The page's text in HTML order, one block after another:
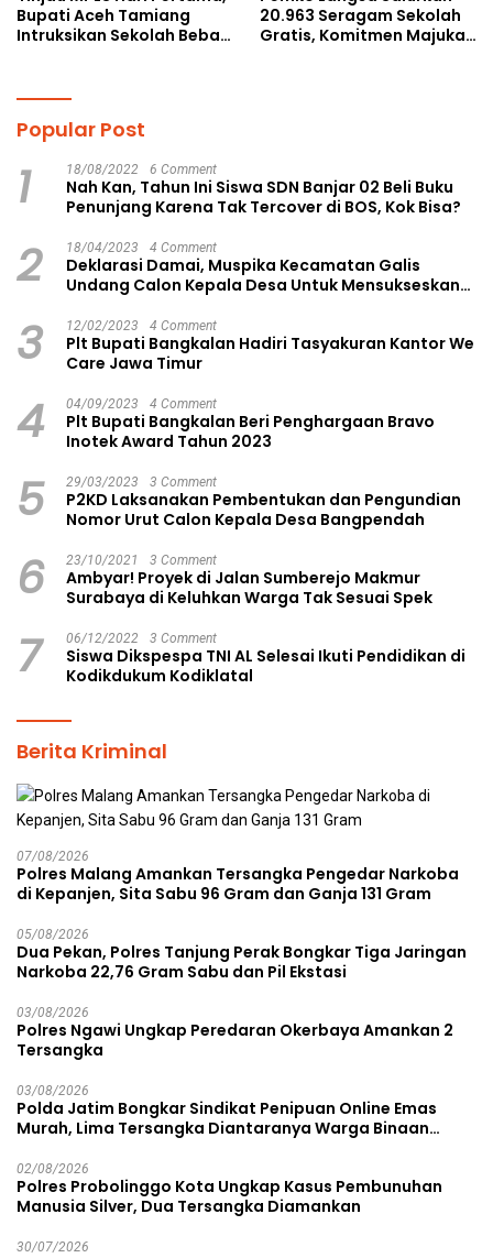
Bupati Aceh Tamiang
Intruksikan Sekolah Bebas
20.963 Seragam Sekolah
Gratis, Komitmen Majukan
Popular Post
1 18/08/2022 6 Comment
Nah Kan, Tahun Ini Siswa SDN Banjar 02 Beli Buku
Penunjang Karena Tak Tercover di BOS, Kok Bisa?
2 18/04/2023 4 Comment
Deklarasi Damai, Muspika Kecamatan Galis
Undang Calon Kepala Desa Untuk Mensukseskan
3 12/02/2023 4 Comment
Plt Bupati Bangkalan Hadiri Tasyakuran Kantor We
Care Jawa Timur
4 04/09/2023 4 Comment
Plt Bupati Bangkalan Beri Penghargaan Bravo
Inotek Award Tahun 2023
5 29/03/2023 3 Comment
P2KD Laksanakan Pembentukan dan Pengundian
Nomor Urut Calon Kepala Desa Bangpendah
6 23/10/2021 3 Comment
Ambyar! Proyek di Jalan Sumberejo Makmur
Surabaya di Keluhkan Warga Tak Sesuai Spek
7 06/12/2022 3 Comment
Siswa Dikspespa TNI AL Selesai Ikuti Pendidikan di
Kodikdukum Kodiklatal
Berita Kriminal
07/08/2026
Polres Malang Amankan Tersangka Pengedar Narkoba
di Kepanjen, Sita Sabu 96 Gram dan Ganja 131 Gram
05/08/2026
Dua Pekan, Polres Tanjung Perak Bongkar Tiga Jaringan
Narkoba 22,76 Gram Sabu dan Pil Ekstasi
03/08/2026
Polres Ngawi Ungkap Peredaran Okerbaya Amankan 2
Tersangka
03/08/2026
Polda Jatim Bongkar Sindikat Penipuan Online Emas
Murah, Lima Tersangka Diantaranya Warga Binaan
02/08/2026
Polres Probolinggo Kota Ungkap Kasus Pembunuhan
Manusia Silver, Dua Tersangka Diamankan
30/07/2026